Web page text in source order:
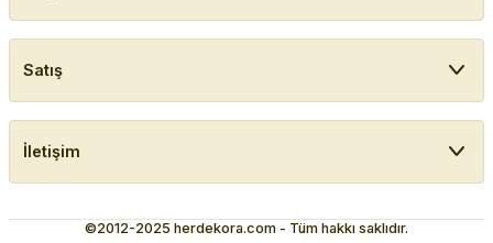
Satış
İletişim
©2012-2025 herdekora.com - Tüm hakkı saklıdır.